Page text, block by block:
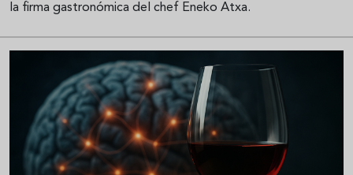
la firma gastronómica del chef Eneko Atxa.